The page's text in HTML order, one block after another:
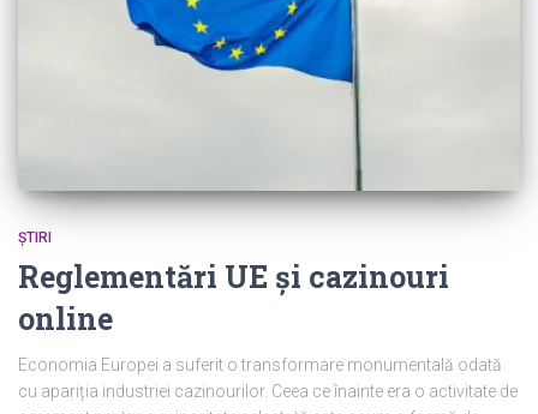
ȘTIRI
Reglementări UE și cazinouri
online
Economia Europei a suferit o transformare monumentală odată
cu apariția industriei cazinourilor. Ceea ce înainte era o activitate de